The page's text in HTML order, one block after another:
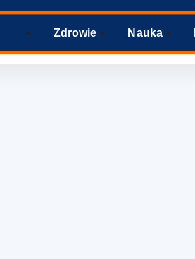
Zdrowie Nauka